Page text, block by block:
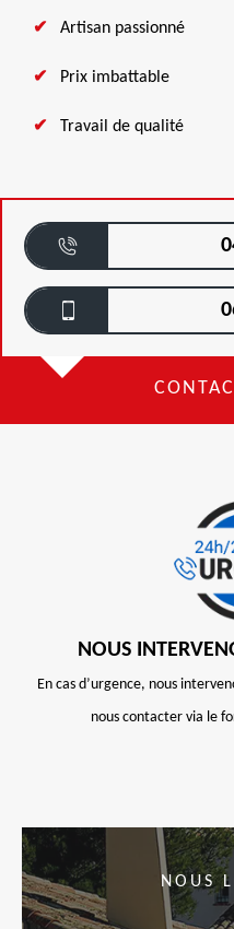
Artisan passionné
Prix imbattable
Travail de qualité
NOUS
En cas d’urgence, nous
nous contacter via le
NOUS